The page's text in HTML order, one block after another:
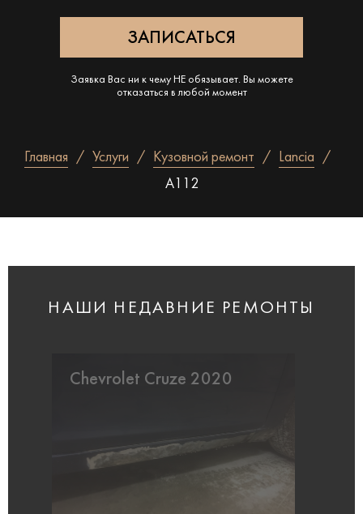
Заявка Вас ни к чему НЕ обязывает. Вы можете
отказаться в любой момент
Главная Услуги Кузовной ремонт
Lancia
A112
НАШИ НЕДАВНИЕ РЕМОНТЫ
Chevrolet Cruze 2020